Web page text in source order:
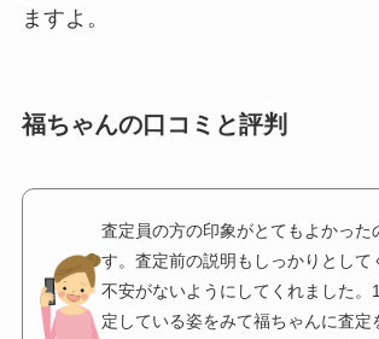
ますよ。
福ちゃんの口コミと評判
査定員の方の印象がとてもよかった
す。査定前の説明もしっかりとして
不安がないようにしてくれました。
定している姿をみて福ちゃんに査定